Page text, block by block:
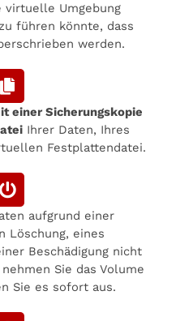
Umgebung
führen könnte, dass
werden.
einer Sicherungskopie
Ihrer Daten, Ihres
Festplattendatei.
aufgrund einer
Löschung, eines
Beschädigung nicht
Sie das Volume
Sie es sofort aus.